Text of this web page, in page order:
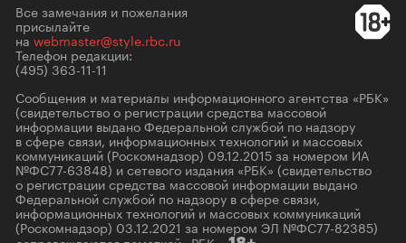
Все замечания и пожелания
присылайте
на webmaster@style.rbc.ru
Телефон редакции:
(495) 363-11-11
Сообщения и материалы информационного агентства «РБК»
(свидетельство о регистрации средства массовой
информации выдано Федеральной службой по надзору
в сфере связи, информационных технологий и массовых
коммуникаций (Роскомнадзор) 09.12.2015 за номером ИА
№ФС77-63848) и сетевого издания «РБК» (свидетельство
о регистрации средства массовой информации выдано
Федеральной службой по надзору в сфере связи,
информационных технологий и массовых коммуникаций
(Роскомнадзор) 03.12.2021 за номером ЭЛ №ФС77-82385)